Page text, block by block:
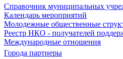
Справочник муниципальных
Календарь мероприятий
Молодежные общественные
Реестр НКО - получателей
Международные отношения
Города партнеры